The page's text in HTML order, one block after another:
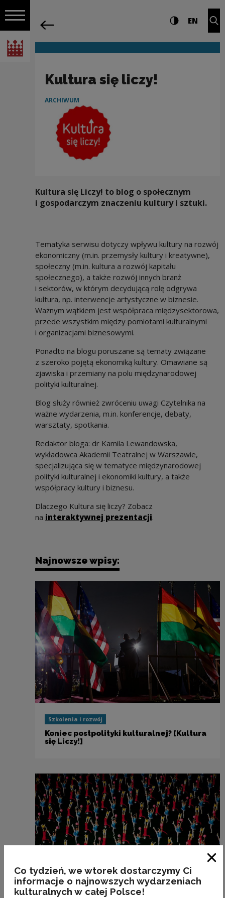
Włącz nawigację
Narodowe Centrum Kultury
Nawigacja Ustawienia i Wysoki
EN
Kultura się liczy!
ARCHIWUM
Kultura się Liczy! to blog o społecznym
i gospodarczym znaczeniu kultury i sztuki.
Tematyka serwisu dotyczy wpływu kultury na rozwój
ekonomiczny (m.in. przemysły kultury i kreatywne),
społeczny (m.in. kultura a rozwój kapitału
społecznego), a także rozwój innych branż
i sektorów, w którym decydującą rolę odgrywa
kultura, np. interwencje artystyczne w biznesie.
Ważnym wątkiem jest współpraca międzysektorowa,
przede wszystkim między pomiotami kulturalnymi
i organizacjami biznesowymi.
Ponadto na blogu poruszane są tematy związane
z szeroko pojętą ekonomiką kultury. Omawiane są
zjawiska i przemiany na polu międzynarodowej
polityki kulturalnej.
Blog służy również zwróceniu uwagi Czytelnika na
ważne wydarzenia, m.in. konferencje, debaty,
warsztaty, spotkania.
Redaktor bloga: dr Kamila Lewandowska,
wykładowca Akademii Teatralnej w Warszawie,
specjalizująca się w tematyce międzynarodowej
polityki kulturalnej i ekonomiki kultury, a także
współpracy kultury i biznesu.
Dlaczego Kultura się liczy? Zobacz
na interaktywnej prezentacji.
Najnowsze wpisy:
Szkolenia i rozwój
Koniec postpolityki kulturalnej? [Kultura
się Liczy!]
Co tydzień, we wtorek dostarczymy Ci
informacje o najnowszych wydarzeniach
kulturalnych w całej Polsce!